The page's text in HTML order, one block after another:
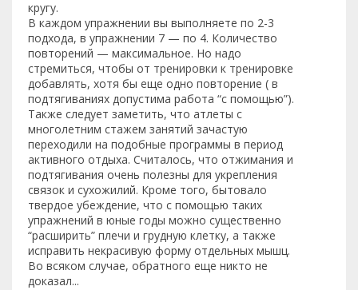
кругу.
В каждом упражнении вы выполняете по 2-3
подхода, в упражнении 7 — по 4. Количество
повторений — максимальное. Но надо
стремиться, чтобы от тренировки к тренировке
добавлять, хотя бы еще одно повторение ( в
подтягиваниях допустима работа “с помощью”).
Также следует заметить, что атлеты с
многолетним стажем занятий зачастую
переходили на подобные программы в период
активного отдыха. Считалось, что отжимания и
подтягивания очень полезны для укрепления
связок и сухожилий. Кроме того, бытовало
твердое убеждение, что с помощью таких
упражнений в юные годы можно существенно
“расширить” плечи и грудную клетку, а также
исправить некрасивую форму отдельных мышц.
Во всяком случае, обратного еще никто не
доказал...